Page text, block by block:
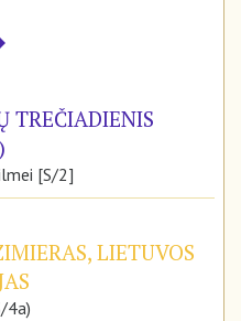
TREČIADIENIS
[S/2]
LIETUVOS
4a)